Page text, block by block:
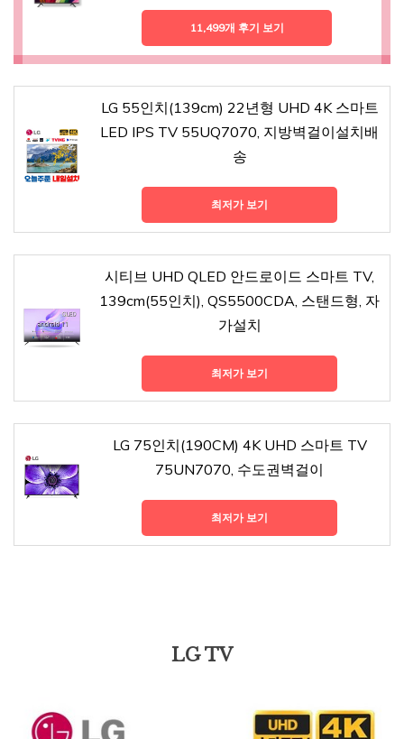
11,499개 후기 보기
LG 55인치(139cm) 22년형 UHD 4K 스마트
LED IPS TV 55UQ7070, 지방벽걸이설치배
송
최저가 보기
시티브 UHD QLED 안드로이드 스마트 TV,
139cm(55인치), QS5500CDA, 스탠드형, 자
가설치
최저가 보기
LG 75인치(190CM) 4K UHD 스마트 TV
75UN7070, 수도권벽걸이
최저가 보기
LG TV